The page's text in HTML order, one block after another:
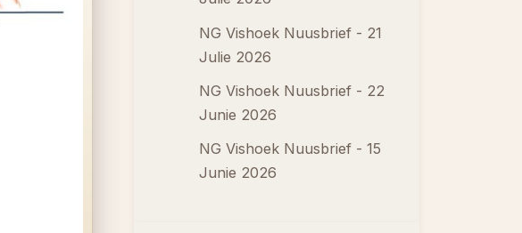
NG Vishoek Nuusbrief - 21
Julie 2026
NG Vishoek Nuusbrief - 22
Junie 2026
NG Vishoek Nuusbrief - 15
Junie 2026